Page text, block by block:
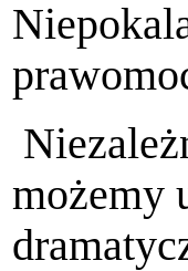
możemy